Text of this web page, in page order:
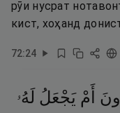
рӯи нусрат
кист, хоҳанд
72:24
أَمْ يَجْعَلُ لَهُۥ